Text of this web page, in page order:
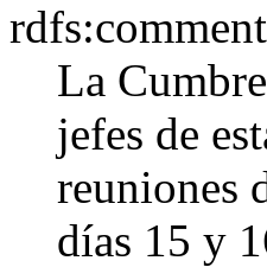
rdfs:comment
La
jefes de
reuniones
días 15 y